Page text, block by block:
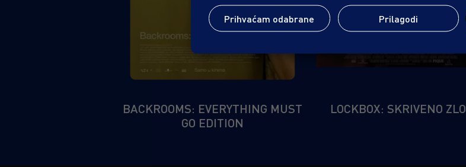
BACKROOMS: EVERYTHING MUST
GO EDITION
LOCKBOX: SKRIVENO ZLO
Prihvaćam odabrane Prilagodi